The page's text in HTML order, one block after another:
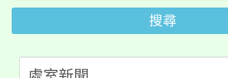
桃園市115學年度學生
公告本校115學年度第
代理(課)教師甄選結果(
公告本校115學年度第
搜尋